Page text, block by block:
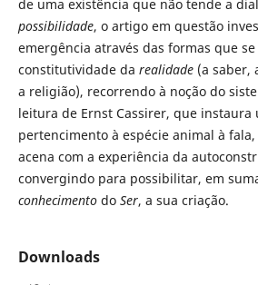
de uma existência que não tende a
possibilidade, o artigo em questão
emergência através das formas que
constitutividade da realidade(a saber,
a religião), recorrendo à noção do
leitura de Ernst Cassirer, que instaura
pertencimento à espécie animal à
acena com a experiência da
convergindo para possibilitar, em
conhecimentodo Ser, a sua criação.
Downloads